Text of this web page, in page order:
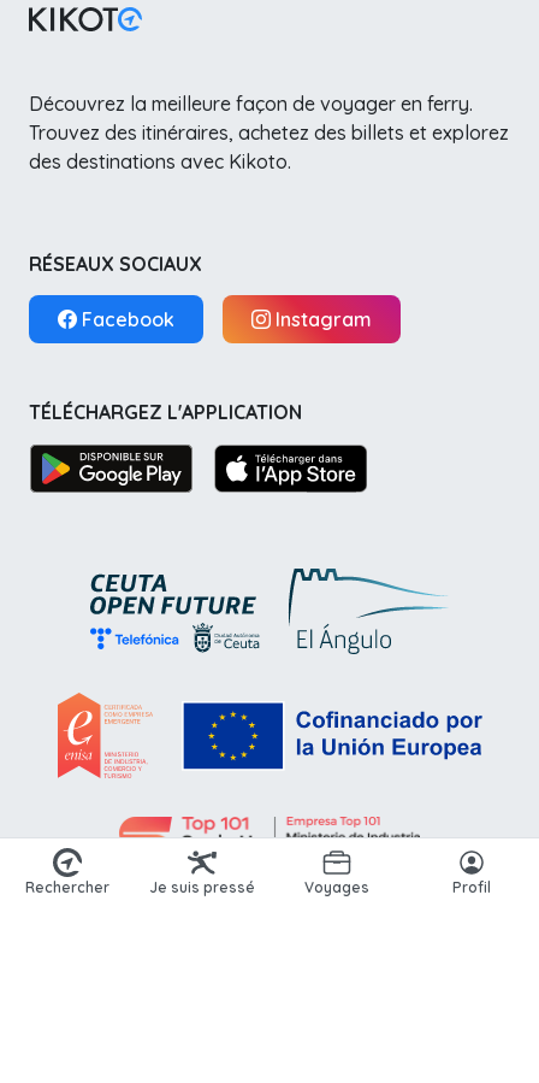
Rechercher Je suis pressé Voyages Profil
Découvrez la meilleure façon de voyager en ferry.
Trouvez des itinéraires, achetez des billets et explorez
des destinations avec Kikoto.
RÉSEAUX SOCIAUX
Facebook Instagram
TÉLÉCHARGEZ L'APPLICATION